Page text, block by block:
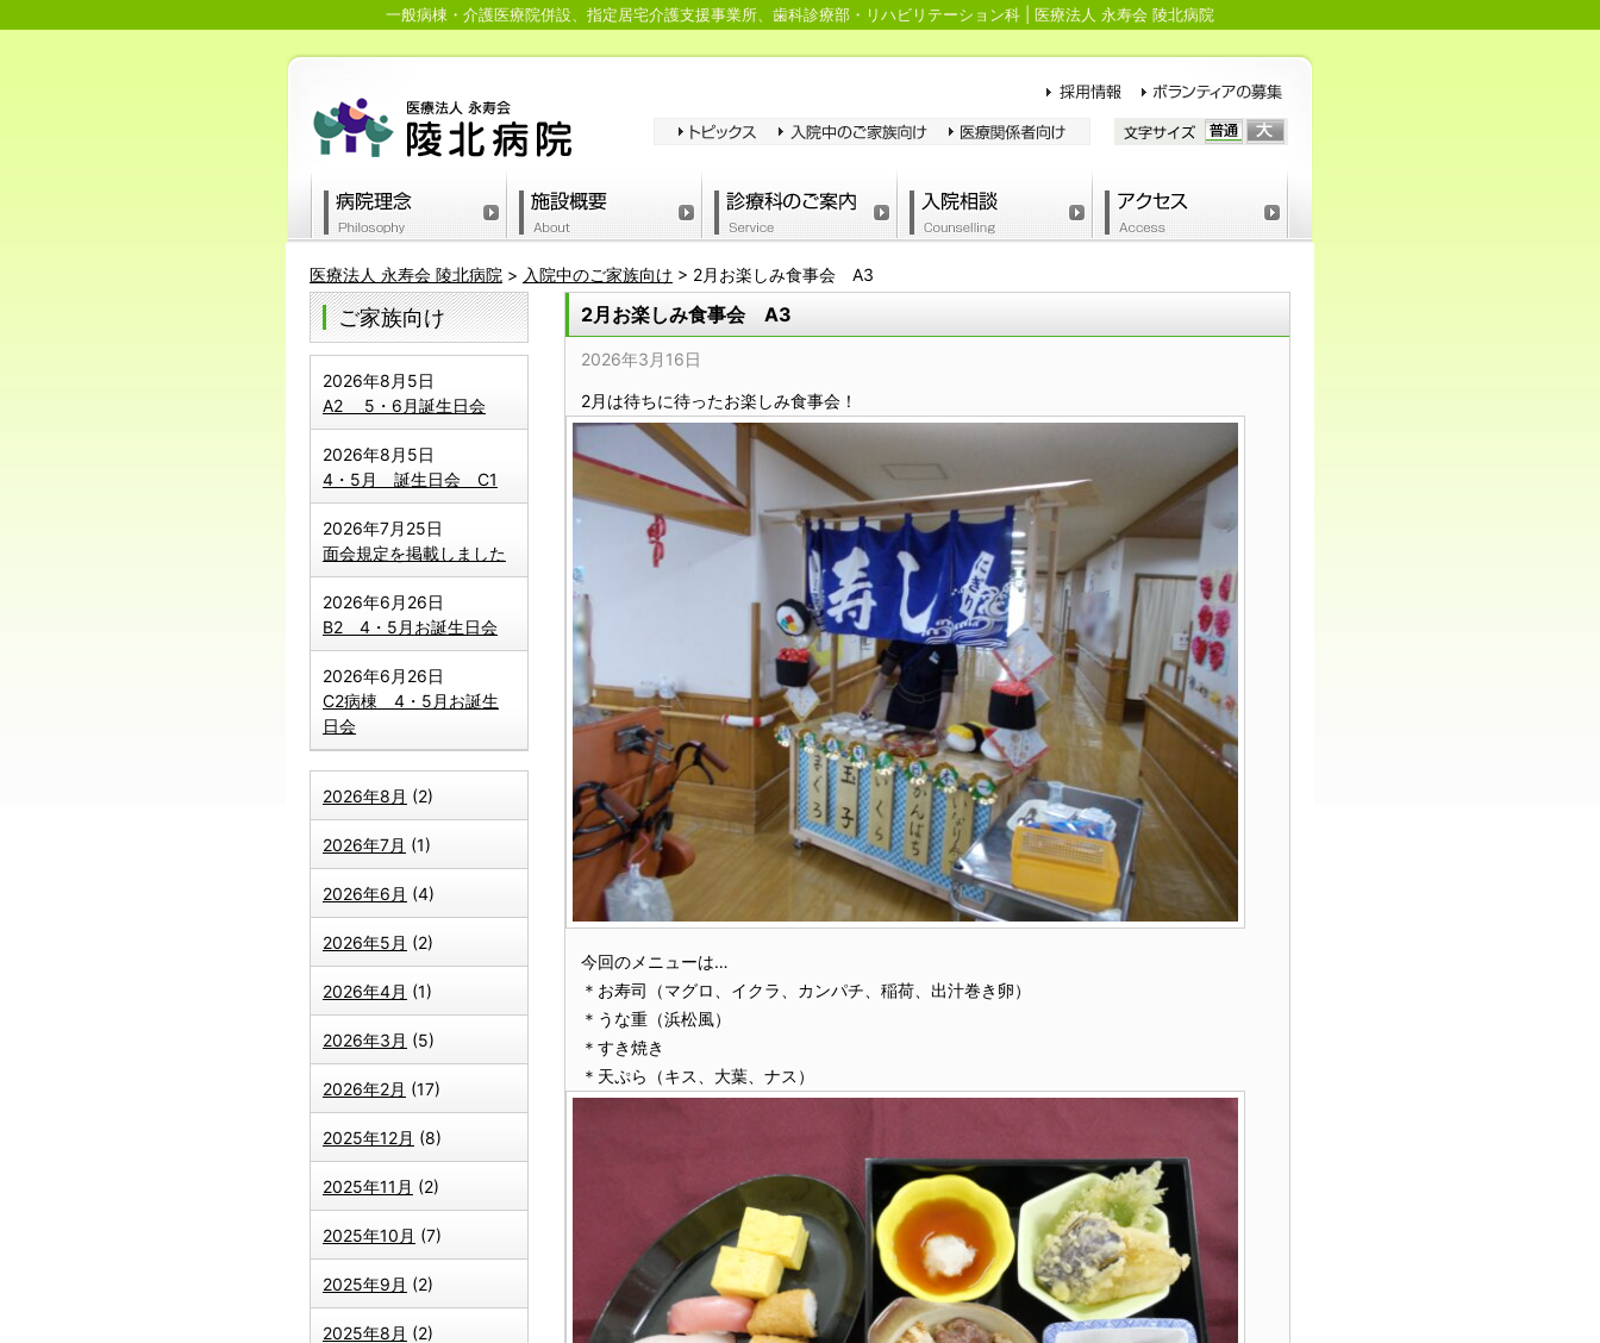
一般病棟・介護医療院併設、指定居宅介護支援事業所、歯科診療部・リハビリテーション科 | 医療法人 永寿会 陵北病院
医療法人 永寿会 陵北病院 > 入院中のご家族向け > 2月お楽しみ食事会 A3
ご家族向け
2026年8月5日
A2 5・6月誕生日会
2026年8月5日
4・5月 誕生日会 C1
2026年7月25日
面会規定を掲載しました
2026年6月26日
B2 4・5月お誕生日会
2026年6月26日
C2病棟 4・5月お誕生
日会
2026年8月 (2)
2026年7月 (1)
2026年6月 (4)
2026年5月 (2)
2026年4月 (1)
2026年3月 (5)
2026年2月 (17)
2025年12月 (8)
2025年11月 (2)
2025年10月 (7)
2025年9月 (2)
2025年8月 (2)
2月お楽しみ食事会 A3
2026年3月16日
2月は待ちに待ったお楽しみ食事会！
今回のメニューは…
＊お寿司（マグロ、イクラ、カンパチ、稲荷、出汁巻き卵）
＊うな重（浜松風）
＊すき焼き
＊天ぷら（キス、大葉、ナス）